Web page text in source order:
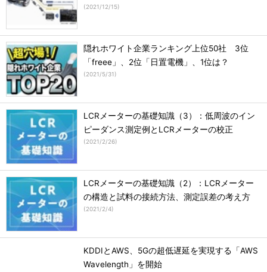
(2021/12/15)
隠れホワイト企業ランキング上位50社 3位
「freee」、2位「日置電機」、1位は？
(2021/5/31)
LCRメーターの基礎知識（3）：低周波のイン
ピーダンス測定例とLCRメーターの校正
(2021/2/26)
LCRメーターの基礎知識（2）：LCRメーター
の構造と試料の接続方法、測定誤差の考え方
(2021/2/4)
KDDIとAWS、5Gの超低遅延を実現する「AWS
Wavelength」を開始